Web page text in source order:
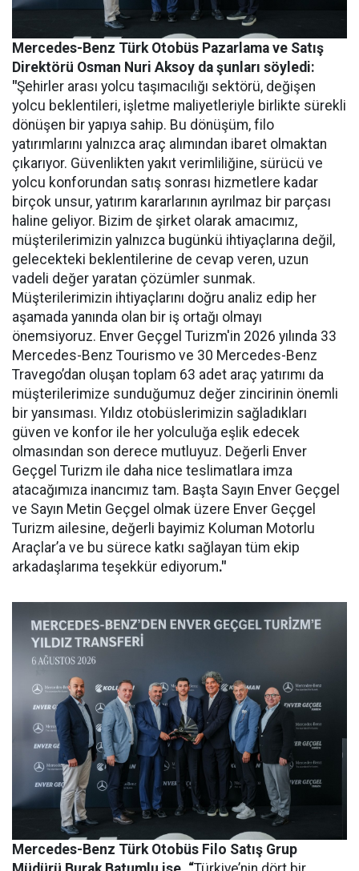
Mercedes-Benz Türk Otobüs Pazarlama ve Satış
Direktörü Osman Nuri Aksoy da şunları söyledi:
"Şehirler arası yolcu taşımacılığı sektörü, değişen
yolcu beklentileri, işletme maliyetleriyle birlikte sürekli
dönüşen bir yapıya sahip. Bu dönüşüm, filo
yatırımlarını yalnızca araç alımından ibaret olmaktan
çıkarıyor. Güvenlikten yakıt verimliliğine, sürücü ve
yolcu konforundan satış sonrası hizmetlere kadar
birçok unsur, yatırım kararlarının ayrılmaz bir parçası
haline geliyor. Bizim de şirket olarak amacımız,
müşterilerimizin yalnızca bugünkü ihtiyaçlarına değil,
gelecekteki beklentilerine de cevap veren, uzun
vadeli değer yaratan çözümler sunmak.
Müşterilerimizin ihtiyaçlarını doğru analiz edip her
aşamada yanında olan bir iş ortağı olmayı
önemsiyoruz. Enver Geçgel Turizm'in 2026 yılında 33
Mercedes-Benz Tourismo ve 30 Mercedes-Benz
Travego’dan oluşan toplam 63 adet araç yatırımı da
müşterilerimize sunduğumuz değer zincirinin önemli
bir yansıması. Yıldız otobüslerimizin sağladıkları
güven ve konfor ile her yolculuğa eşlik edecek
olmasından son derece mutluyuz. Değerli Enver
Geçgel Turizm ile daha nice teslimatlara imza
atacağımıza inancımız tam. Başta Sayın Enver Geçgel
ve Sayın Metin Geçgel olmak üzere Enver Geçgel
Turizm ailesine, değerli bayimiz Koluman Motorlu
Araçlar’a ve bu sürece katkı sağlayan tüm ekip
arkadaşlarıma teşekkür ediyorum."
Mercedes-Benz Türk Otobüs Filo Satış Grup